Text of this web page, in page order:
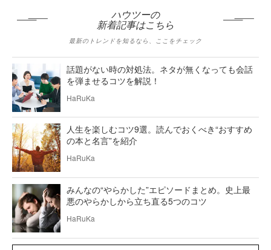
ハウツーの
新着記事はこちら
最新のトレンドを知るなら、ここをチェック
話題がない時の対処法。ネタが無くなっても会話
を弾ませるコツを解説！
HaRuKa
人生を楽しむコツ9選。読んでおくべき“おすすめ
の本と名言”を紹介
HaRuKa
みんなの“やらかした”エピソードまとめ。史上最
悪のやらかしから立ち直る5つのコツ
HaRuKa